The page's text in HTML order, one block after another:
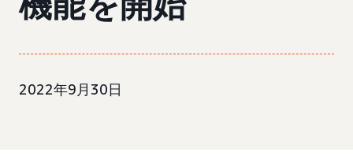
2022年9月30日